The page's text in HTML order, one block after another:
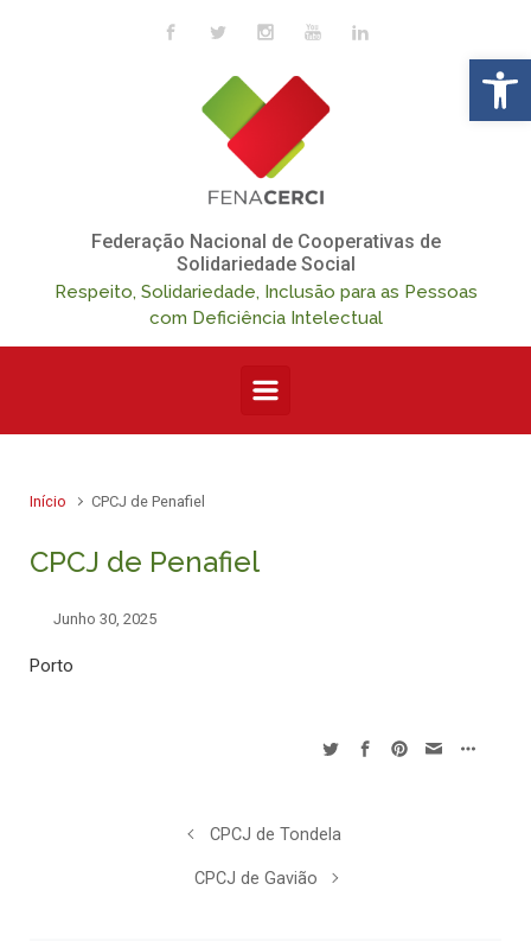
Skip to main content
Federação Nacional de Cooperativas de
Solidariedade Social
Respeito, Solidariedade, Inclusão para as Pessoas
com Deficiência Intelectual
Início CPCJ de Penafiel
CPCJ de Penafiel
Junho 30, 2025
Porto
CPCJ de Tondela
CPCJ de Gavião